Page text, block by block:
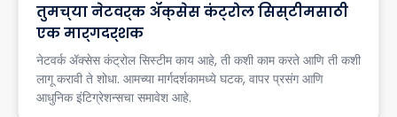
तुमच्या नेटवर्क ॲक्सेस कंट्रोल सिस्टीमसाठी
एक मार्गदर्शक
नेटवर्क ॲक्सेस कंट्रोल सिस्टीम काय आहे, ती कशी काम करते आणि ती कशी
लागू करावी ते शोधा. आमच्या मार्गदर्शकामध्ये घटक, वापर प्रसंग आणि
आधुनिक इंटिग्रेशन्सचा समावेश आहे.